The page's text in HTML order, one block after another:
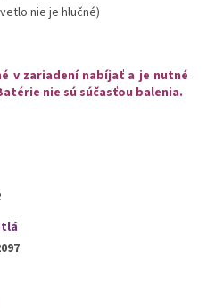
nie je hlučné)
v zariadení nabíjať a je nutné
nie sú súčasťou balenia.